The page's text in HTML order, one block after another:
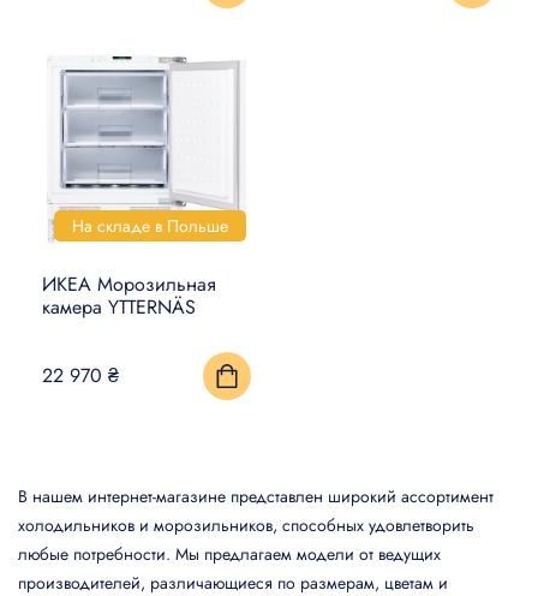
На складе в Польше
ИКЕА Морозильная
камера YTTERNÄS
22 970 ₴
В нашем интернет-магазине представлен широкий ассортимент
холодильников и морозильников, способных удовлетворить
любые потребности. Мы предлагаем модели от ведущих
производителей, различающиеся по размерам, цветам и